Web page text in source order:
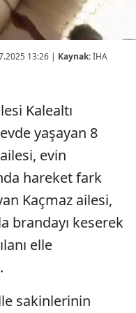
13:26 | Kaynak:İHA
Kalealtı
yaşayan 8
evin
hareket fark
Kaçmaz ailesi,
brandayı keserek
elle
sakinlerinin